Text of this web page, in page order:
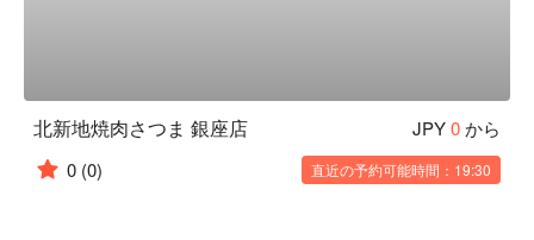
北新地焼肉さつま 銀座店 JPY0から
0 (0) 直近の予約可能時間：19:30